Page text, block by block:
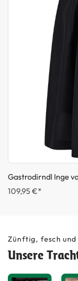
Gastrodirndl Inge
109,95 €*
Zünftig, fesch
Unsere